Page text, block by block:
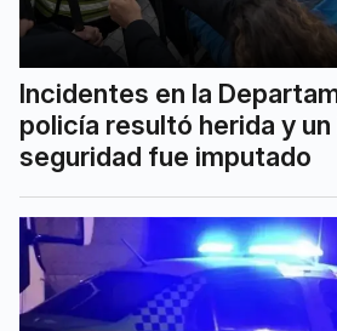
Incidentes en la
policía resultó herida y
seguridad fue imputado